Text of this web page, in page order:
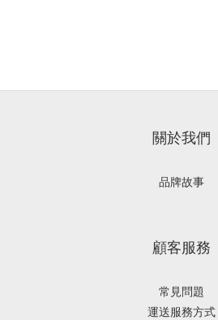
關於我們
品牌故事
顧客服務
常見問題
運送服務方式